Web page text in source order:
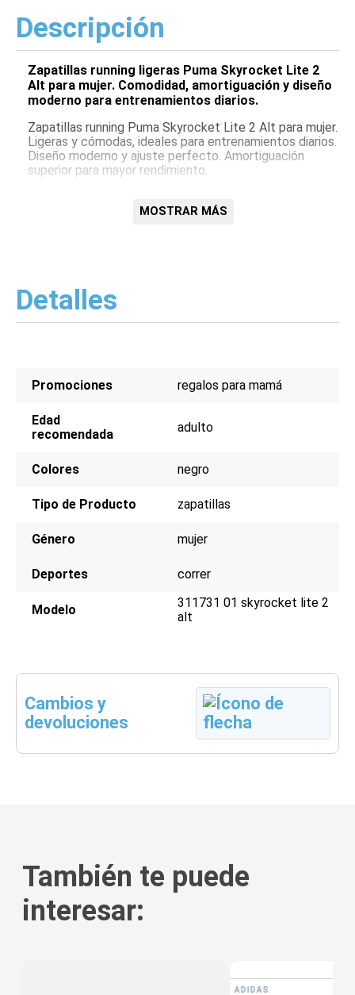
Descripción
Zapatillas running ligeras Puma Skyrocket Lite 2
Alt para mujer. Comodidad, amortiguación y diseño
moderno para entrenamientos diarios.
Zapatillas running Puma Skyrocket Lite 2 Alt para mujer.
Ligeras y cómodas, ideales para entrenamientos diarios.
Diseño moderno y ajuste perfecto. Amortiguación
superior para mayor rendimiento.
Ideales para entrenamiento diario
MOSTRAR MÁS
Detalles
Promociones regalos para mamá
Edad
recomendada
adulto
Colores negro
Tipo de Producto zapatillas
Género mujer
Deportes correr
Modelo
311731 01 skyrocket lite 2
alt
Cambios y
devoluciones
También te puede
interesar:
ADIDAS